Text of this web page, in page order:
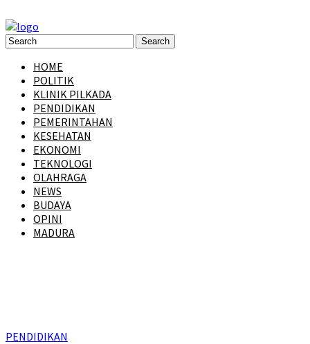
HOME
POLITIK
KLINIK PILKADA
PENDIDIKAN
PEMERINTAHAN
KESEHATAN
EKONOMI
TEKNOLOGI
OLAHRAGA
NEWS
BUDAYA
OPINI
MADURA
PENDIDIKAN